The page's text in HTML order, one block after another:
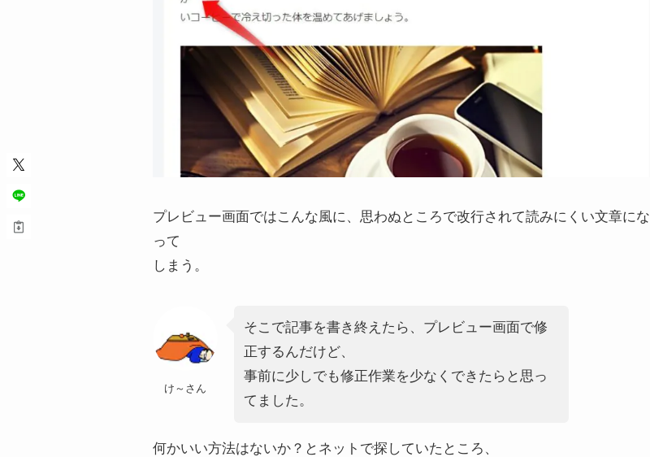
プレビュー画面ではこんな風に、思わぬところで改行されて読みにくい文章にな
って
しまう。
け～さん
そこで記事を書き終えたら、プレビュー画面で修
正するんだけど、
事前に少しでも修正作業を少なくできたらと思っ
てました。
何かいい方法はないか？とネットで探していたところ、